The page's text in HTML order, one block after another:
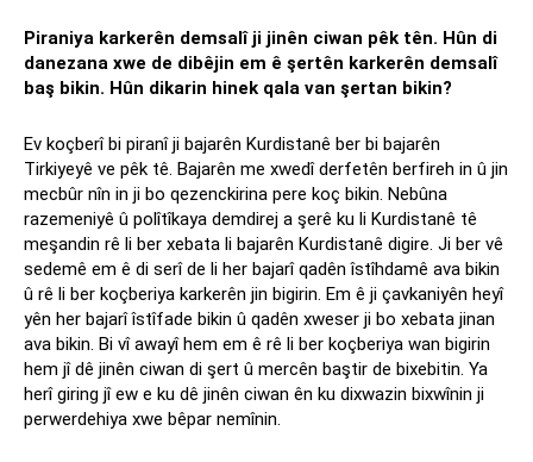
Piraniya karkerên demsalî ji jinên ciwan pêk tên. Hûn di
danezana xwe de dibêjin em ê şertên karkerên demsalî
baş bikin. Hûn dikarin hinek qala van şertan bikin?
Ev koçberî bi piranî ji bajarên Kurdistanê ber bi bajarên
Tirkiyeyê ve pêk tê. Bajarên me xwedî derfetên berfireh in û jin
mecbûr nîn in ji bo qezenckirina pere koç bikin. Nebûna
razemeniyê û polîtîkaya demdirej a şerê ku li Kurdistanê tê
meşandin rê li ber xebata li bajarên Kurdistanê digire. Ji ber vê
sedemê em ê di serî de li her bajarî qadên îstîhdamê ava bikin
û rê li ber koçberiya karkerên jin bigirin. Em ê ji çavkaniyên heyî
yên her bajarî îstîfade bikin û qadên xweser ji bo xebata jinan
ava bikin. Bi vî awayî hem em ê rê li ber koçberiya wan bigirin
hem jî dê jinên ciwan di şert û mercên baştir de bixebitin. Ya
herî giring jî ew e ku dê jinên ciwan ên ku dixwazin bixwînin ji
perwerdehiya xwe bêpar nemînin.